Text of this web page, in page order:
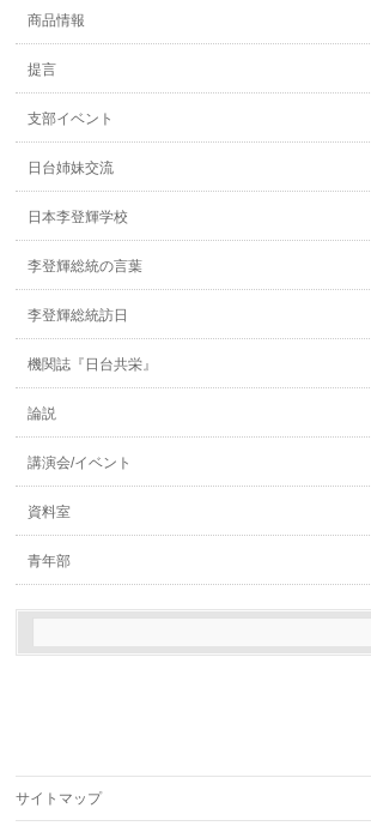
商品情報
提言
支部イベント
日台姉妹交流
日本李登輝学校
李登輝総統の言葉
李登輝総統訪日
機関誌『日台共栄』
論説
講演会/イベント
資料室
青年部
サイトマップ